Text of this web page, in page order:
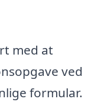
med at
ved
formular.